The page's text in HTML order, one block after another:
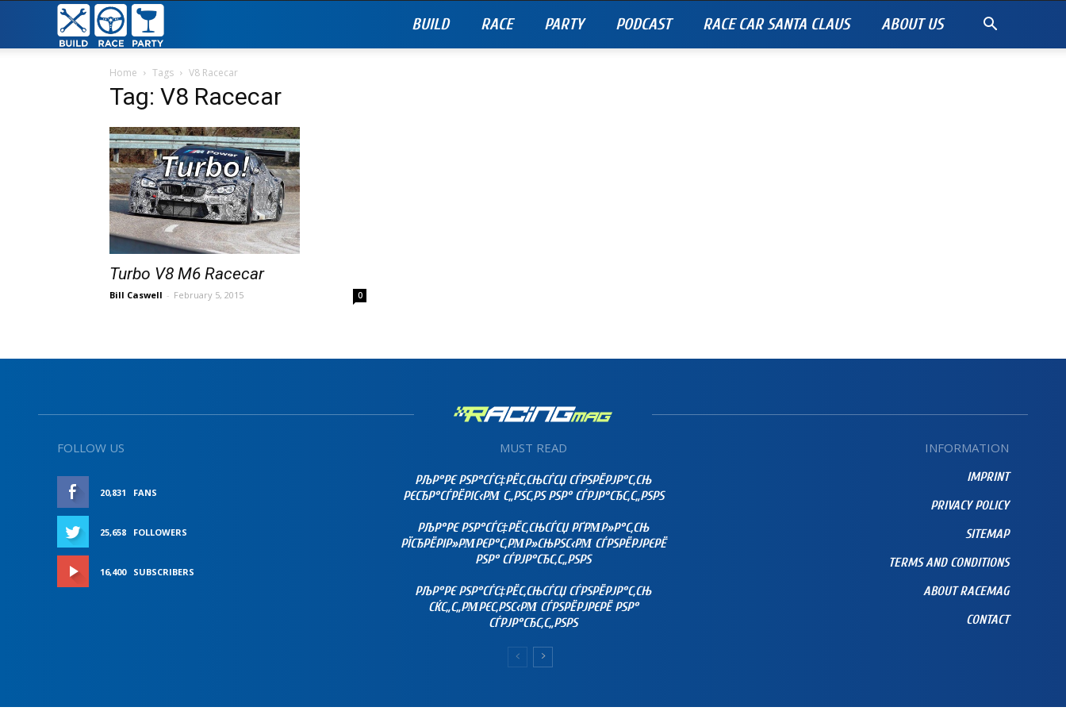
Race
BUILD RACE PARTY PODCAST RACE CAR SANTA CLAUS ABOUT US
Home Tags V8 Racecar
Tag: V8 Racecar
Turbo V8 M6 Racecar
Bill Caswell - February 5, 2015 0
FOLLOW US
20,831 FANS
25,658 FOLLOWERS
16,400 SUBSCRIBERS
MUST READ
РЉР°РЄ РЅР°СЃС‡РЁС‚СЊСЃСЏ СЃРЅРЁРЈР°С‚СЊ
РЄСЂР°СЃРЁРІС‹РΜ С„РЅС‚РЅ РЅР° СЃРЈР°СЂС‚С„РЅРЅ
РЉР°РЄ РЅР°СЃС‡РЁС‚СЊСЃСЏ РҐРΜР»Р°С‚СЊ
РЇСЂРЁРІР»РΜРЄР°С‚РΜР»СЊРЅС‹РΜ СЃРЅРЁРЈРЄРЁ
РЅР° СЃРЈР°СЂС‚С„РЅРЅ
РЉР°РЄ РЅР°СЃС‡РЁС‚СЊСЃСЏ СЃРЅРЁРЈР°С‚СЊ
СЌС„С„РΜРЄС‚РЅС‹РΜ СЃРЅРЁРЈРЄРЁ РЅР°
СЃРЈР°СЂС‚С„РЅРЅ
INFORMATION
IMPRINT
PRIVACY POLICY
SITEMAP
TERMS AND CONDITIONS
ABOUT RACEMAG
CONTACT